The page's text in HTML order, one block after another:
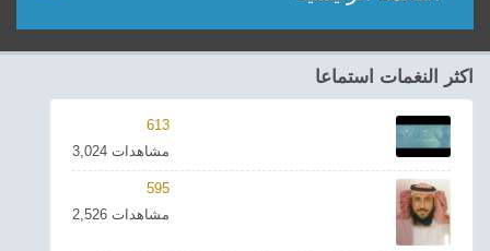
مؤديين
شعر
اناشيد
ادعية
اكثر النغمات استماعا
613
3,024 مشاهدات
595
2,526 مشاهدات